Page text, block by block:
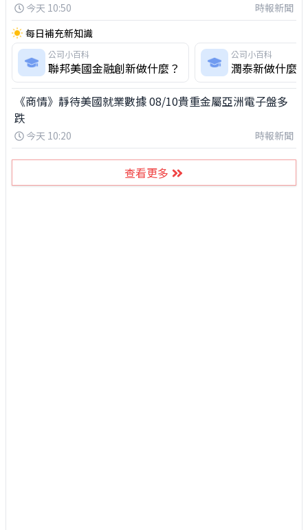
今天 10:50
時報新聞
每日補充新知識
公司小百科
聯邦美國金融創新做什麼？
公司小百科
潤泰新做什麼？
《商情》靜待美國就業數據 08/10貴重金屬亞洲電子盤多
跌
今天 10:20 時報新聞
查看更多